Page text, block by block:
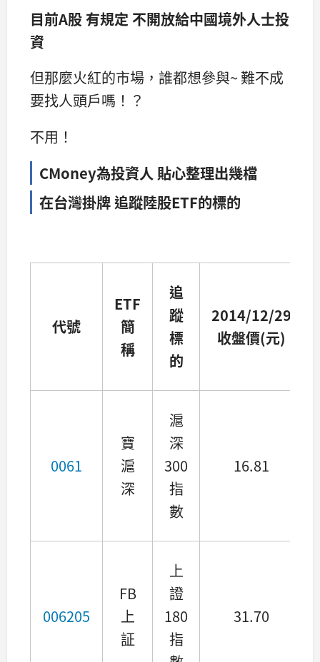
目前A股 有規定 不開放給中國境外人士投
資
但那麼火紅的市場，誰都想參與~ 難不成
要找人頭戶嗎！？
不用！
CMoney為投資人 貼心整理出幾檔
在台灣掛牌 追蹤陸股ETF的標的
代號
ETF
簡
稱
追
蹤
標
的
2014/12/29
收盤價(元)
0061
寶
滬
深
滬
深
300
指
數
16.81
006205
FB
上
証
上
證
180
指
31.70